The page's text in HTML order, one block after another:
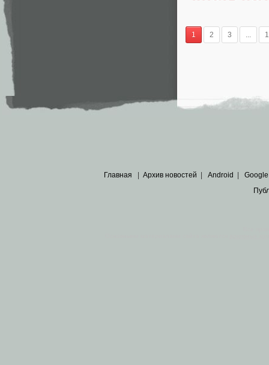
1 2 3 ...
Главная | Архив новостей | Android | Google